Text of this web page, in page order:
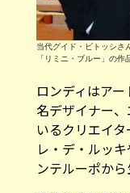
当代グイド・ビトッシ
「リミニ・ブルー」の作
名デザイナー
いるクリエイ
レ・デ・ルッキ
ンテルーポか